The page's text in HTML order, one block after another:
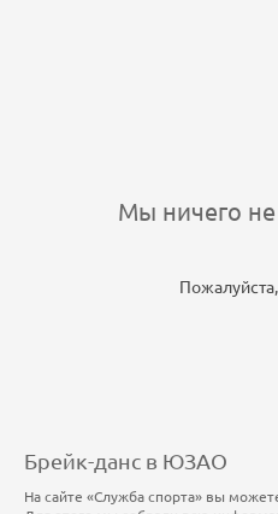
Брейк-данс в ЮЗАО
На сайте «Служба спорта» вы
Мы ничего